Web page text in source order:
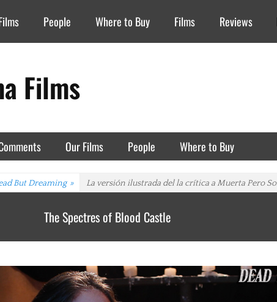
People Where to Buy Films Reviews
Films
Our Films People Where to Buy
But Dreaming » La versión ilustrada del la crítica a Muerta Pero
The Spectres of Blood Castle